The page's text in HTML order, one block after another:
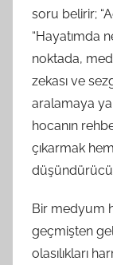
soru belirir;
“Hayatımda
noktada,
zekası ve
aralamaya
hocanın
çıkarmak
Bir medyum
geçmişten
olasılıkları